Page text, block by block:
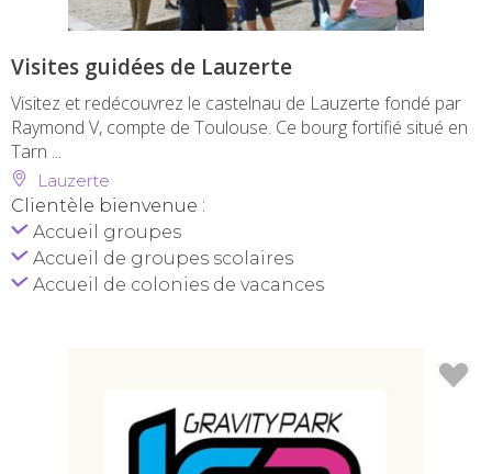
Visites guidées de Lauzerte
Visitez et redécouvrez le castelnau de Lauzerte fondé par
Raymond V, compte de Toulouse. Ce bourg fortifié situé en
Tarn ...
Lauzerte
Clientèle bienvenue :
Accueil groupes
Accueil de groupes scolaires
Accueil de colonies de vacances